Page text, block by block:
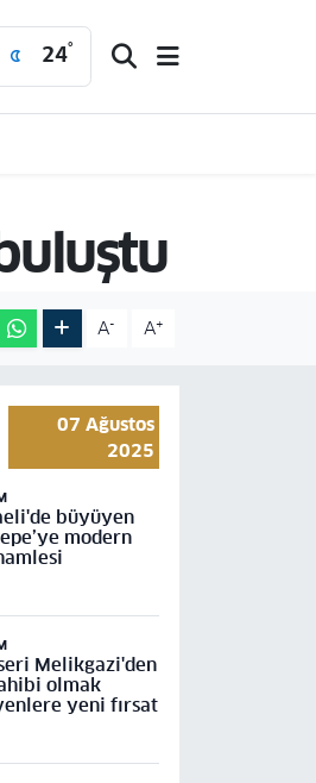
24°
A- A+
07 Ağustos
2025
büyüyen
modern
Melikgazi'den
olmak
yeni fırsat